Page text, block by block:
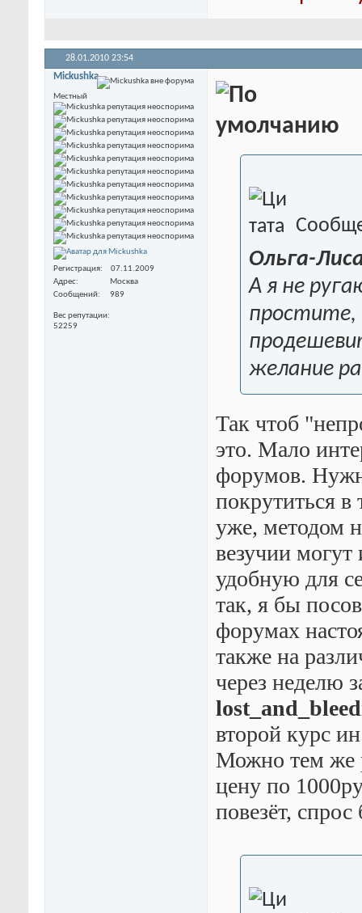
28.01.2010 23:54
Mickushka
Местный
Регистрация
07.11.2009
Адрес
Москва
Сообщений
989
Вес репутации
52259
Ольга-
А я не
простите,
желание
Так чтоб
это. Мало
форумов.
покрутиться в
уже, методом
везучии могут
удобную для
так, я бы
форумах
также на
через неделю
второй курс
Можно тем же
цену по
повезёт, спрос